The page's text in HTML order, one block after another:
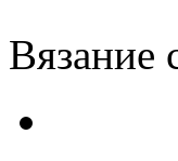
Вязание